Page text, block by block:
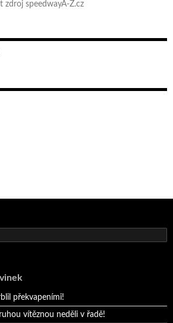
zdroj speedwayA-Z.cz
z triumfu na domácí dráze!
překvapeními!
vítěznou neděli v řadě!
z triumfu na domácí dráze!